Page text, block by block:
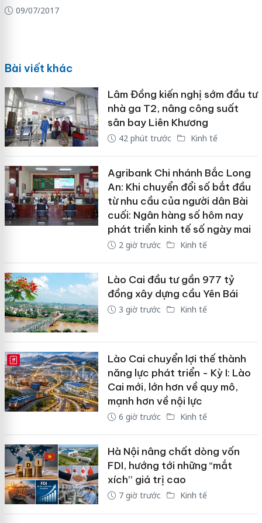
09/07/2017
Bài viết khác
Lâm Đồng kiến nghị sớm đầu tư
nhà ga T2, nâng công suất
sân bay Liên Khương
42 phút trước Kinh tế
Agribank Chi nhánh Bắc Long
An: Khi chuyển đổi số bắt đầu
từ nhu cầu của người dân Bài
cuối: Ngân hàng số hôm nay
phát triển kinh tế số ngày mai
2 giờ trước Kinh tế
Lào Cai đầu tư gần 977 tỷ
đồng xây dựng cầu Yên Bái
3 giờ trước Kinh tế
E-MAGAZINE
Lào Cai chuyển lợi thế thành
năng lực phát triển - Kỳ I: Lào
Cai mới, lớn hơn về quy mô,
mạnh hơn về nội lực
6 giờ trước Kinh tế
Hà Nội nâng chất dòng vốn
FDI, hướng tới những “mắt
xích” giá trị cao
7 giờ trước Kinh tế